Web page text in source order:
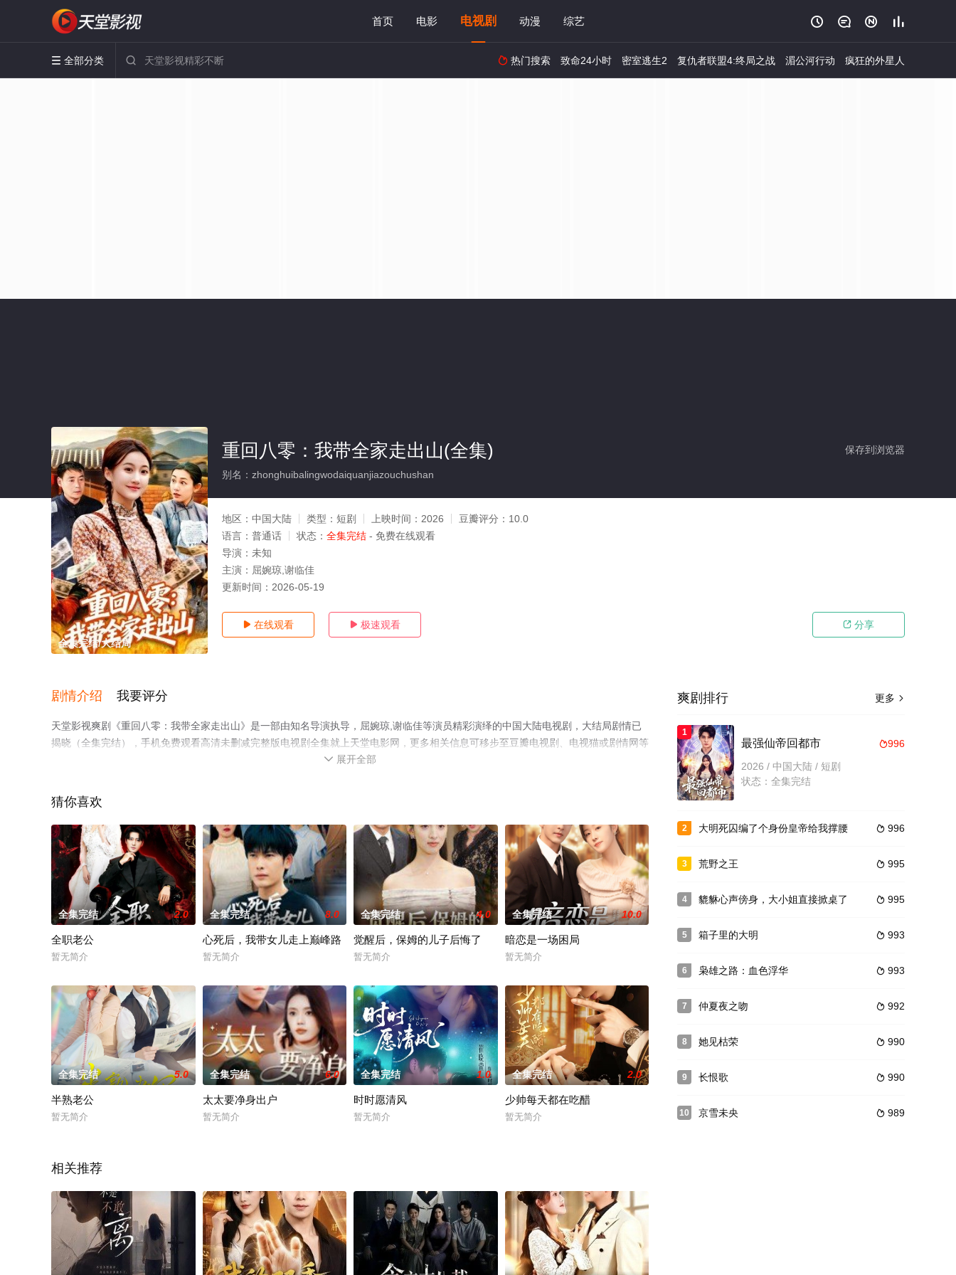
首页 电影 电视剧 动漫 综艺    
 全部分类   热门搜索 致命24小时 密室逃生2 复仇者联盟4:终局之战 湄公河行动 疯狂的外星人
全集完结/大结局
保存到浏览器
重回八零：我带全家走出山(全集)
别名：zhonghuibalingwodaiquanjiazouchushan
地区： 中国大陆 类型： 短剧 上映时间： 2026 豆瓣评分： 10.0
语言： 普通话 状态： 全集完结 - 免费在线观看
导演： 未知
主演： 屈婉琼,谢临佳
更新时间： 2026-05-19
 在线观看  极速观看  分享
剧情介绍 我要评分
天堂影视爽剧《重回八零：我带全家走出山》是一部由知名导演执导，屈婉琼,谢临佳等演员精彩演绎的中国大陆电视剧，大结局剧情已
揭晓（全集完结），手机免费观看高清未删减完整版电视剧全集就上天堂电影网，更多相关信息可移步至豆瓣电视剧、电视猫或剧情网等
 展开全部
猜你喜欢
全集完结 2.0
全职老公
暂无简介
全集完结 8.0
心死后，我带女儿走上巅峰路
暂无简介
全集完结 4.0
觉醒后，保姆的儿子后悔了
暂无简介
全集完结 10.0
暗恋是一场困局
暂无简介
全集完结 5.0
半熟老公
暂无简介
全集完结 6.0
太太要净身出户
暂无简介
全集完结 1.0
时时愿清风
暂无简介
全集完结 2.0
少帅每天都在吃醋
暂无简介
相关推荐
更多 
爽剧排行
1
996
最强仙帝回都市
2026 / 中国大陆 / 短剧
状态：全集完结
2  996
大明死囚编了个身份皇帝给我撑腰
3  995
荒野之王
4  995
貔貅心声傍身，大小姐直接掀桌了
5  993
箱子里的大明
6  993
枭雄之路：血色浮华
7  992
仲夏夜之吻
8  990
她见枯荣
9  990
长恨歌
10  989
京雪未央